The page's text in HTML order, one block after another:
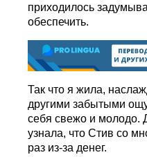
приходилось
обеспечить.
Так что я жила,
другими забытыми
себя свежо и молодо.
узнала, что Стив со
раз из-за денег.